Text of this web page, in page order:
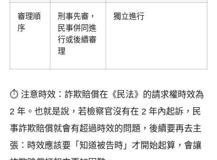
審理順
序
刑事先審，
民事併同進
行或後續審
理
獨立進行
⏱ 注意時效：詐欺賠償在《民法》的請求權時效為
2 年。也就是說，若檢察官沒有在 2 年內起訴，民
事詐欺賠償就會有超過時效的問題，後續要再去主
張：時效應該要「知道被告時」才開始起算，會讓